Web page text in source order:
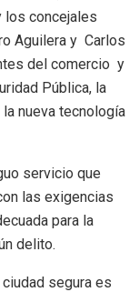
los concejales
Aguilera y Carlos
del comercio y
Pública, la
nueva tecnología
servicio que
las exigencias
para la
delito.
segura es